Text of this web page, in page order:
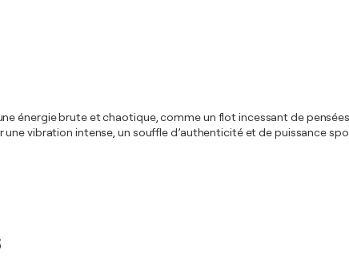
énergie brute et chaotique, comme un flot incessant de
vibration intense, un souffle d’authenticité et de puissance